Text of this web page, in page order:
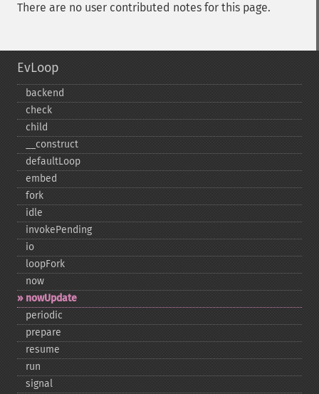
There are no user contributed notes for this page.
EvLoop
backend
check
child
_​_​construct
defaultLoop
embed
fork
idle
invokePending
io
loopFork
now
nowUpdate
periodic
prepare
resume
run
signal